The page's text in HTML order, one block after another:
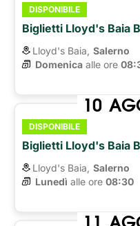
DISPONIBILE
Biglietti Lloyd's Baia
Lloyd's Baia, Salerno
Domenica alle ore
10
DISPONIBILE
Biglietti Lloyd's Baia
Lloyd's Baia, Salerno
Lunedì alle ore 08:30